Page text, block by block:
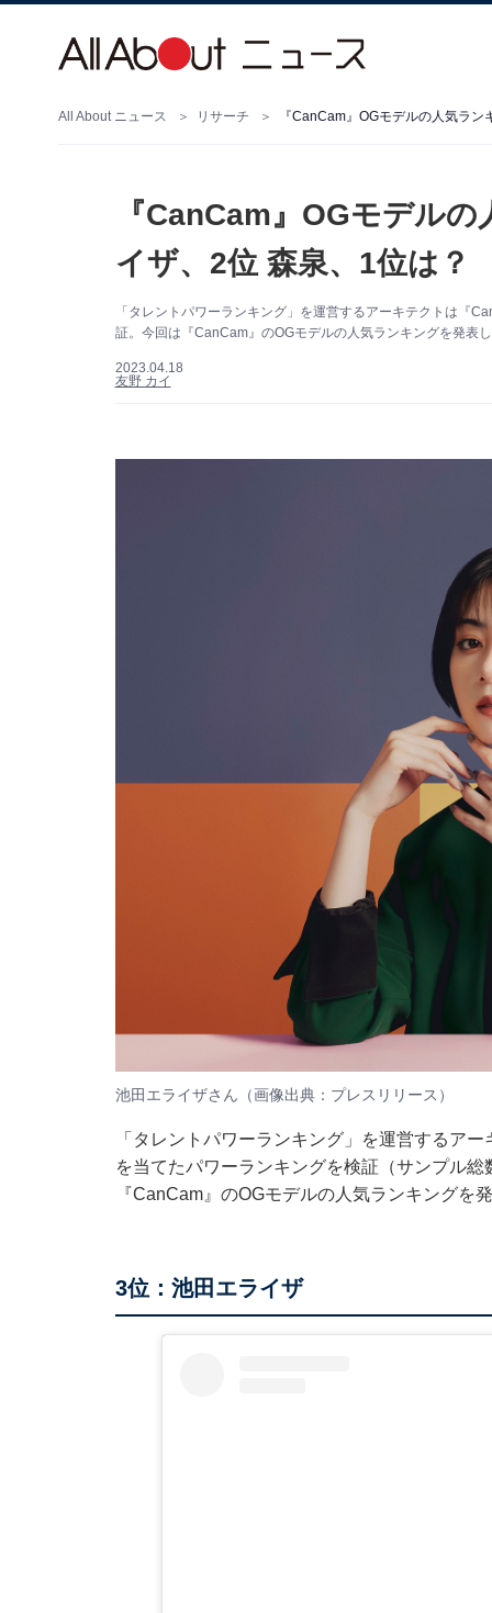
All About ニュース リサーチ 『CanCam』OGモデルの人気ラ
『CanCam』OGモデル
イザ、2位 森泉、1位は？
「タレントパワーランキング」を運営するアーキテクトは『
証。今回は『CanCam』のOGモデルの人気ランキングを発表
2023.04.18
友野 カイ
池田エライザさん（画像出典： プレスリリース ）
「タレントパワーランキング」を運営するア
を当てたパワーランキングを検証（サンプル
『CanCam』のOGモデルの人気ランキングを発
3位：池田エライザ